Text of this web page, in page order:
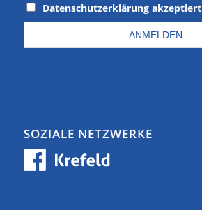
Datenschutzerklärung akzeptiert
SOZIALE NETZWERKE